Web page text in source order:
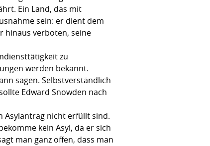
Ein Land, das mit
sein: er dient dem
hinaus verboten, seine
zu
werden bekannt.
sagen. Selbstverständlich
Edward Snowden nach
Asylantrag nicht erfüllt sind.
kein Asyl, da er sich
man ganz offen, dass man